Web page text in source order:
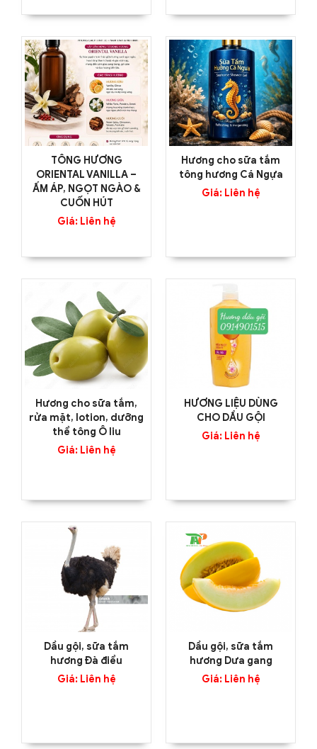
TÔNG HƯƠNG
ORIENTAL VANILLA –
ẤM ÁP, NGỌT NGÀO &
CUỐN HÚT
Giá: Liên hệ
Hương cho sữa tắm
tông hương Cá Ngựa
Giá: Liên hệ
Hương cho sữa tắm,
rửa mặt, lotion, dưỡng
thể tông Ô liu
Giá: Liên hệ
HƯƠNG LIỆU DÙNG
CHO DẦU GỘI
Giá: Liên hệ
Dầu gội, sữa tắm
hương Đà điểu
Giá: Liên hệ
Dầu gội, sữa tắm
hương Dưa gang
Giá: Liên hệ